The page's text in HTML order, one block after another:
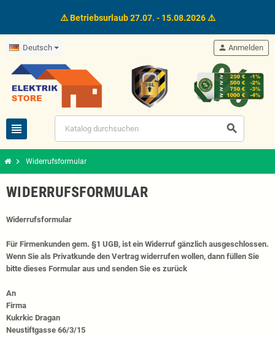
⚠️ Betriebsurlaub 27.07. - 15.08.2026 ⚠️
Deutsch
view_headline search
person Anmelden
chevron_right Widerrufsformular
WIDERRUFSFORMULAR
Widerrufsformular
Für Firmenkunden gem. §1 UGB, ist ein Widerruf gänzlich ausgeschlossen.
Wenn Sie als Privatkunde den Vertrag widerrufen wollen, dann füllen Sie
bitte dieses Formular aus und senden Sie es zurück
An
Firma
Kukrkic Dragan
Neustiftgasse 66/3/15